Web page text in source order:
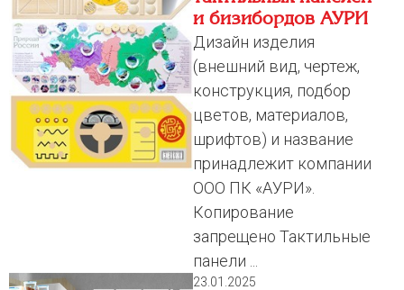
и бизибордов АУРИ
Дизайн изделия
(внешний вид, чертеж,
конструкция, подбор
цветов, материалов,
шрифтов) и название
принадлежит компании
ООО ПК «АУРИ».
Копирование
запрещено Тактильные
панели ...
23.01.2025